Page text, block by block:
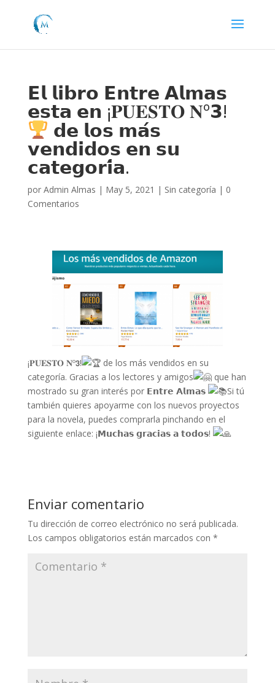
𝗘𝗹 𝗹𝗶𝗯𝗿𝗼 𝗘𝗻𝘁𝗿𝗲 𝗔𝗹𝗺𝗮𝘀
𝗲𝘀𝘁𝗮 𝗲𝗻 ¡𝐏𝐔𝐄𝐒𝐓𝐎 𝐍º𝟯!
𝗱𝗲 𝗹𝗼𝘀 𝗺𝗮́𝘀
𝘃𝗲𝗻𝗱𝗶𝗱𝗼𝘀 𝗲𝗻 𝘀𝘂
𝗰𝗮𝘁𝗲𝗴𝗼𝗿𝗶́𝗮.
por Admin Almas | May 5, 2021 | Sin categoría | 0
Comentarios
¡𝐏𝐔𝐄𝐒𝐓𝐎 𝐍º𝟯!
de los más vendidos en su
categoría. Gracias a los lectores y amigos
que han
mostrado su gran interés por 𝗘𝗻𝘁𝗿𝗲 𝗔𝗹𝗺𝗮𝘀
Si tú
también quieres apoyarme con los nuevos proyectos
para la novela, puedes comprarla pinchando en el
siguiente enlace: ¡𝗠𝘂𝗰𝗵𝗮𝘀 𝗴𝗿𝗮𝗰𝗶𝗮𝘀 𝗮 𝘁𝗼𝗱𝗼𝘀!
Enviar comentario
Tu dirección de correo electrónico no será publicada.
Los campos obligatorios están marcados con *